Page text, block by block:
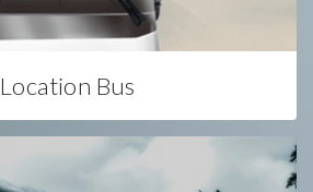
Location Bus